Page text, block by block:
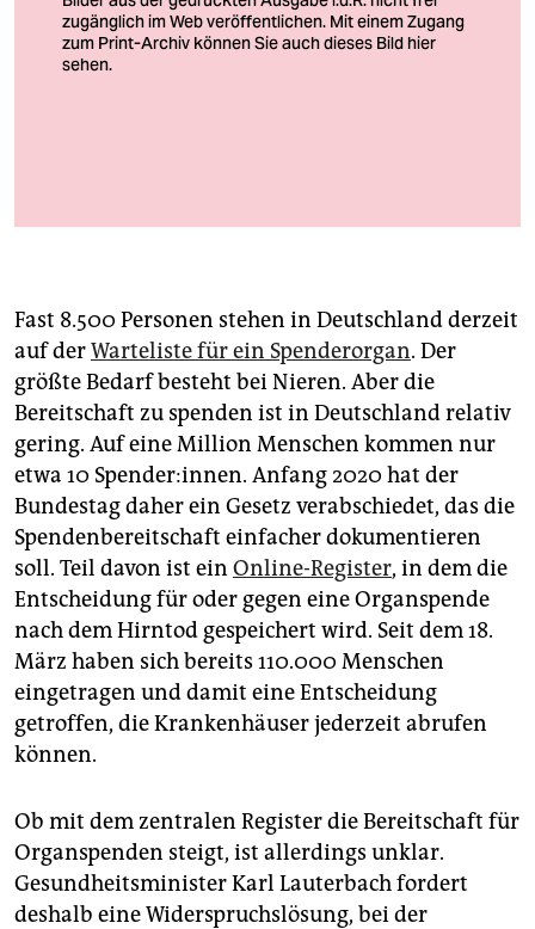
sport
berlin
verlag
veranstaltungen
shop
fragen & hilfe
unterstützen
abo
genossenschaft
epaper login
Fast 8.500 Personen stehen in Deutschland derzeit
auf derWarteliste für ein Spenderorgan. Der
größte Bedarf besteht bei Nieren. Aber die
Bereitschaft zu spenden ist in Deutschland relativ
gering. Auf eine Million Menschen kommen nur
etwa 10 Spender:innen. Anfang 2020 hat der
Bundestag daher ein Gesetz verabschiedet, das die
Spendenbereitschaft einfacher dokumentieren
soll. Teil davon ist ein Online-Register, in dem die
Entscheidung für oder gegen eine Organspende
nach dem Hirntod gespeichert wird. Seit dem 18.
März haben sich bereits 110.000 Menschen
eingetragen und damit eine Entscheidung
getroffen, die Krankenhäuser jederzeit abrufen
können.
Ob mit dem zentralen Register die Bereitschaft für
Organspenden steigt, ist allerdings unklar.
Gesundheitsminister Karl Lauterbach fordert
deshalb eine Widerspruchslösung, bei der